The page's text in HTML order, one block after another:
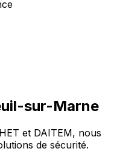
sur-Marne
et DAITEM, nous
de sécurité.